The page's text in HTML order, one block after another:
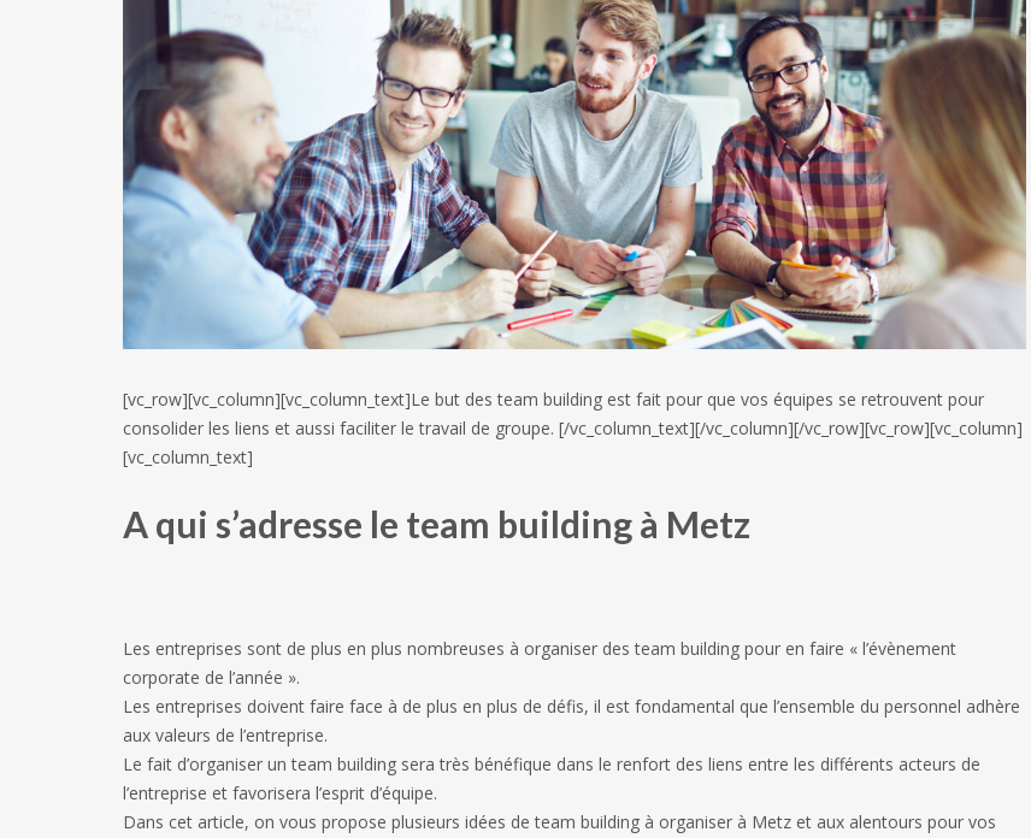
[vc_row][vc_column][vc_column_text]Le but des team building est fait pour que vos équipes se retrouvent pour
consolider les liens et aussi faciliter le travail de groupe. [/vc_column_text][/vc_column][/vc_row][vc_row][vc_column]
[vc_column_text]
A qui s’adresse le team building à Metz
Les entreprises sont de plus en plus nombreuses à organiser des team building pour en faire « l’évènement
corporate de l’année ».
Les entreprises doivent faire face à de plus en plus de défis, il est fondamental que l’ensemble du personnel adhère
aux valeurs de l’entreprise.
Le fait d’organiser un team building sera très bénéfique dans le renfort des liens entre les différents acteurs de
l’entreprise et favorisera l’esprit d’équipe.
Dans cet article, on vous propose plusieurs idées de team building à organiser à Metz et aux alentours pour vos